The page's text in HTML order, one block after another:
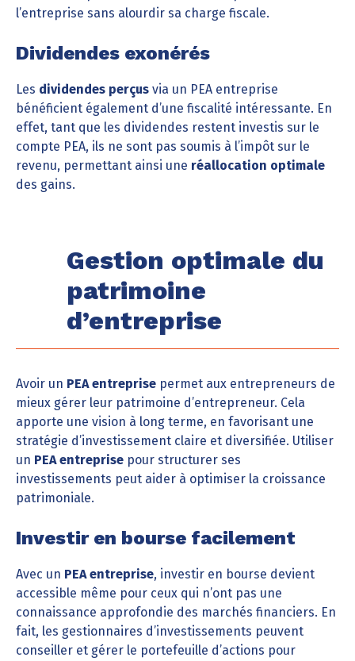
l’entreprise sans alourdir sa charge fiscale.
Dividendes exonérés
Les dividendes perçus via un PEA entreprise
bénéficient également d’une fiscalité intéressante. En
effet, tant que les dividendes restent investis sur le
compte PEA, ils ne sont pas soumis à l’impôt sur le
revenu, permettant ainsi une réallocation optimale
des gains.
Gestion optimale du
patrimoine
d’entreprise
Avoir un PEA entreprise permet aux entrepreneurs de
mieux gérer leur patrimoine d’entrepreneur. Cela
apporte une vision à long terme, en favorisant une
stratégie d’investissement claire et diversifiée. Utiliser
un PEA entreprise pour structurer ses
investissements peut aider à optimiser la croissance
patrimoniale.
Investir en bourse facilement
Avec un PEA entreprise, investir en bourse devient
accessible même pour ceux qui n’ont pas une
connaissance approfondie des marchés financiers. En
fait, les gestionnaires d’investissements peuvent
conseiller et gérer le portefeuille d’actions pour